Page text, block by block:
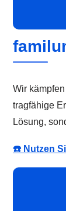
Wir
tragfähige
Lösung,
☎️ Nutzen